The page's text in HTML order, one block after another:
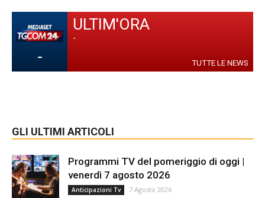
-
ULTIM'ORA
-
TUTTE LE NEWS
GLI ULTIMI ARTICOLI
Programmi TV del pomeriggio di oggi |
venerdì 7 agosto 2026
Anticipazioni Tv 7 Agosto 2026